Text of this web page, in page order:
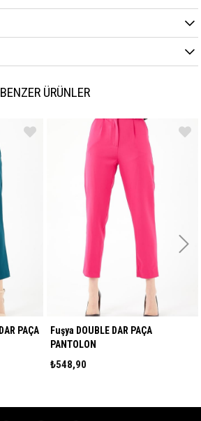
BENZER ÜRÜNLER
Fuşya DOUBLE DAR PAÇA
PANTOLON
₺548,90